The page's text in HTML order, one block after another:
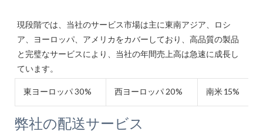
現段階では、当社のサービス市場は主に東南アジア、ロシ
ア、ヨーロッパ、アメリカをカバーしており、高品質の製品
と完璧なサービスにより、当社の年間売上高は急速に成長し
東ヨーロッパ 30% 西ヨーロッパ 20% 南米 15%
弊社の配送サービス